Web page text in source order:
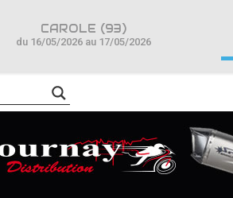
CAROLE (93)
du 16/05/2026 au 17/05/2026